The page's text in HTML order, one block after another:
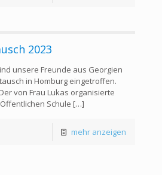
2023
unsere Freunde aus Georgien
in Homburg eingetroffen.
von Frau Lukas organisierte
Schule […]
mehr anzeigen